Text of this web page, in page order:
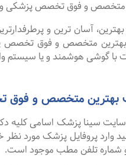
و فوق تخصص پزشکی
آسان ترین و
متخصص و فوق تخصص
با گوشی هوشمند و یا سیستم
متخصص و فوق
سینا پزشک اسامی کلیه
وارد پروفایل پزشک مورد
شماره تلفن مطب موجود است.